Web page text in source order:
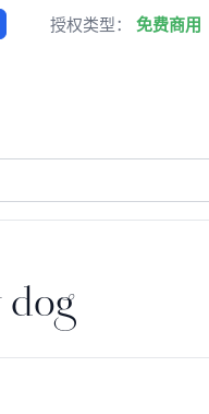
授权类型： 免费商用
dog